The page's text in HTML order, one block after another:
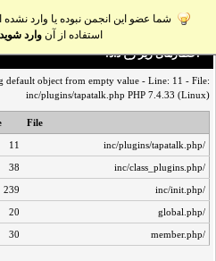
شما عضو این انجمن نبوده یا وارد
استفاده از آن وارد شوید
اخطار‌های زیر رخ داد:
default object from empty value - Line: 11 - File:
inc/plugins/tapatalk.php PHP 7.4.33 (Linux)
File
/inc/plugins/tapatalk.php
11
/inc/class_plugins.php
38
/inc/init.php
239
/global.php
20
/member.php
30